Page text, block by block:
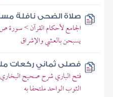
صلاة الضحى نافلة
الجامع لأحكام القرآن > سورة ص
يسبحن بالعشي والإشراق
فصلى ثماني ركعات
فتح الباري شرح صحيح
الثوب الواحد ملتحفا به